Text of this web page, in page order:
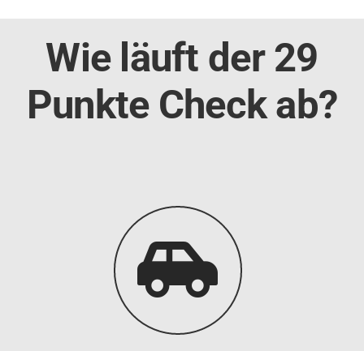
Wie läuft der 29
Punkte Check ab?